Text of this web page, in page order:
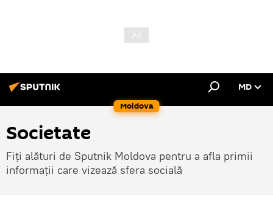
Moldova
MD
Societate
Fiți alături de Sputnik Moldova pentru a afla primii
informații care vizează sfera socială